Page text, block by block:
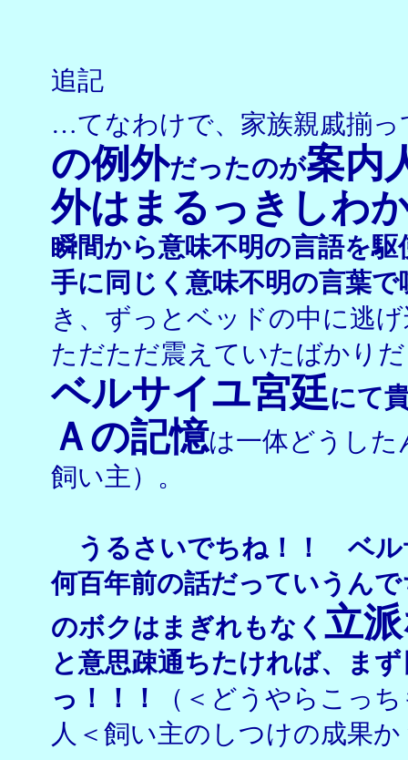
追記
…てなわけで、家族親戚揃
の例外だったのが案内
外はまるっきしわ
瞬間から意味不明の言語を
手に同じく意味不明の言葉
き、ずっとベッドの中に逃
ただただ震えていたばかり
ベルサイユ宮廷にて
Ａの記憶は一体どうした
飼い主）。
うるさいでちね！！ ベル
何百年前の話だっていうん
のボクはまぎれもなく立
と意思疎通ちたければ、ま
っ！！！
（＜どうやらこっ
人＜飼い主のしつけの成果